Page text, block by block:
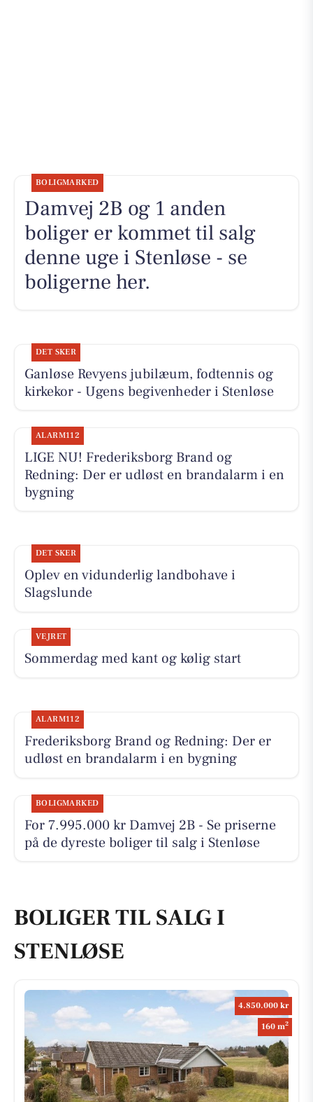
BOLIGMARKED
Damvej 2B og 1 anden
boliger er kommet til salg
denne uge i Stenløse - se
boligerne her.
DET SKER
Ganløse Revyens jubilæum, fodtennis og
kirkekor - Ugens begivenheder i Stenløse
ALARM112
LIGE NU! Frederiksborg Brand og
Redning: Der er udløst en brandalarm i en
bygning
DET SKER
Oplev en vidunderlig landbohave i
Slagslunde
VEJRET
Sommerdag med kant og kølig start
ALARM112
Frederiksborg Brand og Redning: Der er
udløst en brandalarm i en bygning
BOLIGMARKED
For 7.995.000 kr Damvej 2B - Se priserne
på de dyreste boliger til salg i Stenløse
BOLIGER TIL SALG I
STENLØSE
4.850.000 kr
160 m2